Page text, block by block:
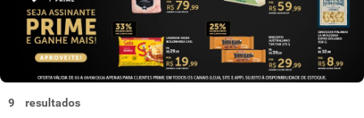
9
5º queijo
6º biscoito
7º vinhos